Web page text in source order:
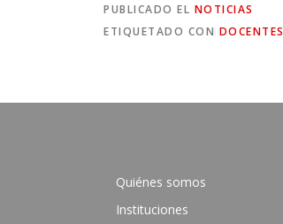
PUBLICADO EL NOTICIAS
ETIQUETADO CON DOCENTES
Quiénes somos
Instituciones